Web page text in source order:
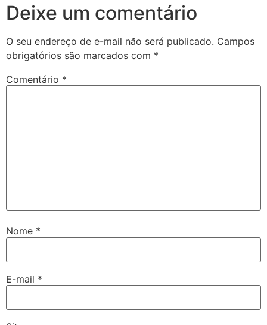
Deixe um comentário
O seu endereço de e-mail não será publicado. Campos
obrigatórios são marcados com *
Comentário *
Nome *
E-mail *